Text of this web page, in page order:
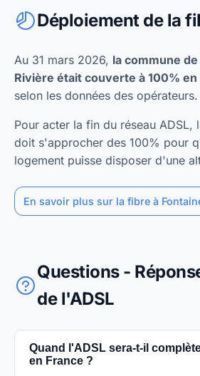
Déploiement de la
Au 31 mars 2026, la commune
Rivière était couverte à 100% en
selon les données des opérateurs.
Pour acter la fin du réseau ADSL,
doit s'approcher des 100% pour
logement puisse disposer d'une
En savoir plus sur la fibre à
Questions -
de l'ADSL
Quand l'ADSL sera-t-il
en France ?